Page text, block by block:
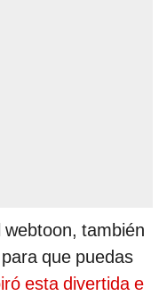
también
que puedas
esta divertida e